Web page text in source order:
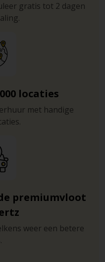
gratis tot 2 dagen
locaties
met handige
premiumvloot
weer een betere